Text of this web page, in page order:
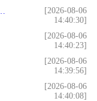
[2026-08-06
14:40:30]
[2026-08-06
14:40:23]
[2026-08-06
14:39:56]
[2026-08-06
14:40:08]